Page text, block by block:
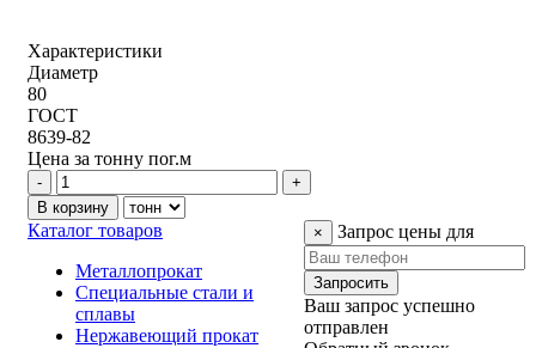
Характеристики
Диаметр
80
ГОСТ
8639-82
Цена за тонну пог.м
Каталог товаров
Металлопрокат
Специальные стали и
сплавы
Нержавеющий прокат
× Запрос цены для
Запросить
Ваш запрос успешно
отправлен